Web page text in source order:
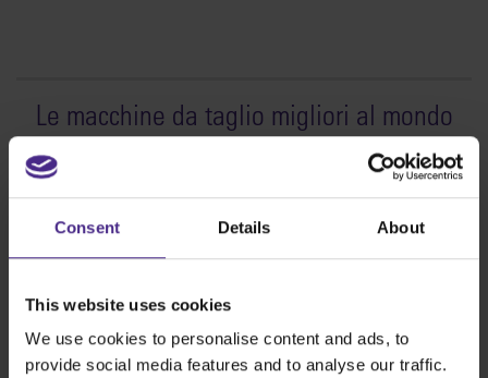
Consent Details About
This website uses cookies
We use cookies to personalise content and ads, to
provide social media features and to analyse our traffic.
Le macchine da taglio migliori al mondo
Excalibur 3S
Gamma Evolution3™
Evolution3™ SmartFold
Evolution3™ BenchTop